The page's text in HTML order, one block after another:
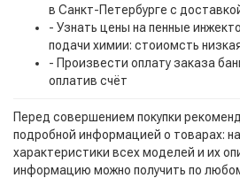
в Санкт-Петербурге с
- Узнать цены на пенные
подачи химии: стоиомсть
- Произвести оплату заказа
оплатив счёт
Перед совершением покупки
подробной информацией о товарах:
характеристики всех моделей и их
информацию можно получить по